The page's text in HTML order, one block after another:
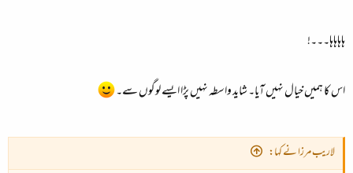
ہاہاہاہا۔۔۔!
اس کا ہمیں خیال نہیں آیا۔ شاید واسطہ نہیں پڑا ایسے لوگوں سے۔
لاریب مرزا نے کہا: